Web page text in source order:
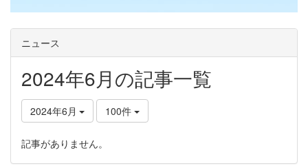
ニュース
2024年6月の記事一覧
2024年6月 100件
記事がありません。